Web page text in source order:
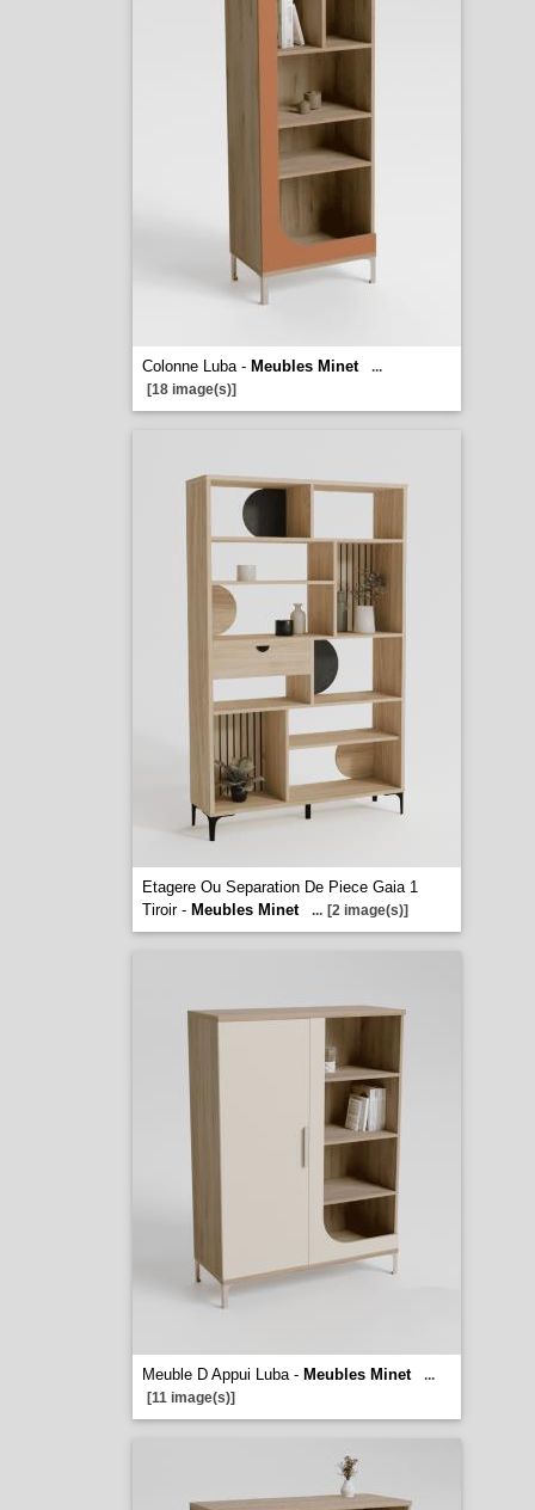
Colonne Luba - Meubles Minet
...
[18 image(s)]
Etagere Ou Separation De Piece Gaia 1
Tiroir - Meubles Minet ... [2 image(s)]
Meuble D Appui Luba - Meubles Minet
...
[11 image(s)]